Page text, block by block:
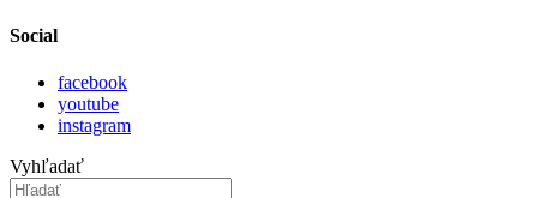
Social
facebook
youtube
instagram
Vyhľadať